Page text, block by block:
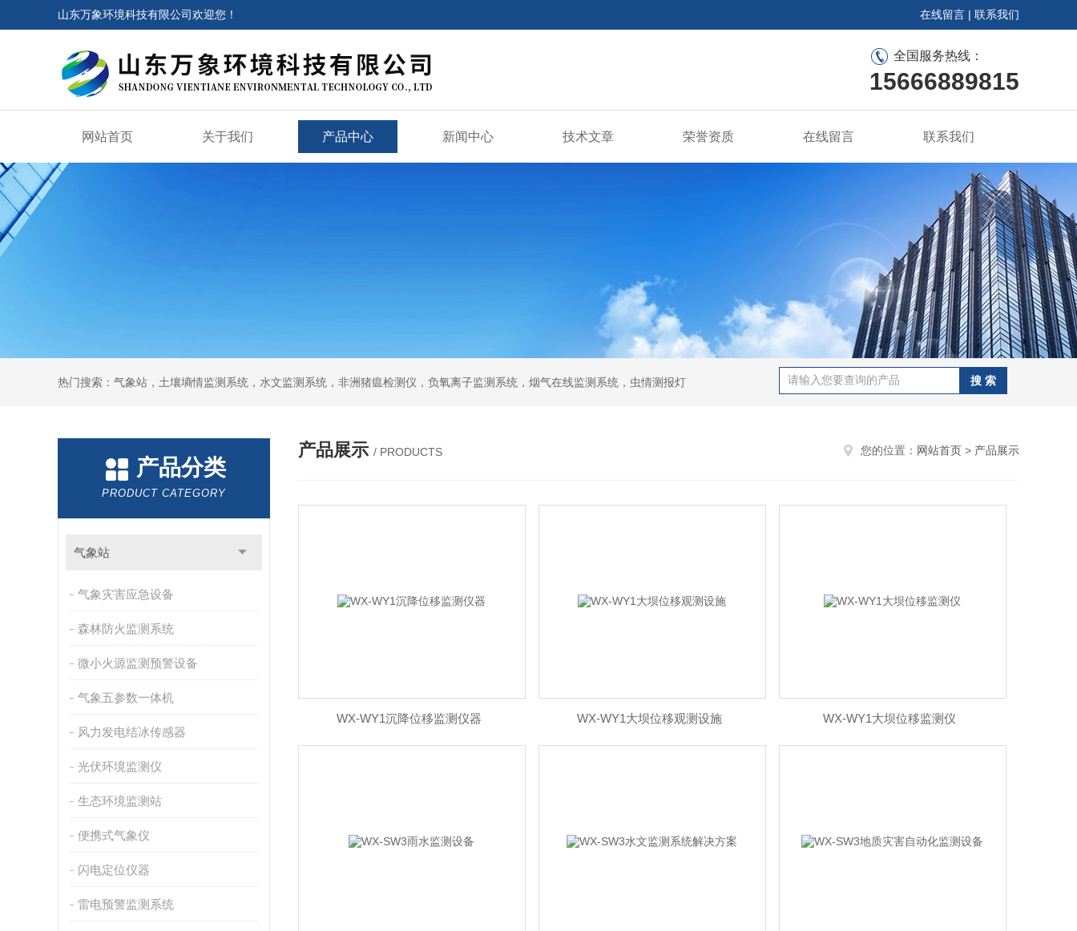
山东万象环境科技有限公司欢迎您！ 在线留言 | 联系我们
全国服务热线：
15666889815
网站首页 关于我们 产品中心 新闻中心 技术文章 荣誉资质 在线留言 联系我们
热门搜索：气象站，土壤墒情监测系统，水文监测系统，非洲猪瘟检测仪，负氧离子监测系统，烟气在线监测系统，虫情测报灯
产品分类
PRODUCT CATEGORY
气象站
气象灾害应急设备
森林防火监测系统
微小火源监测预警设备
气象五参数一体机
风力发电结冰传感器
光伏环境监测仪
生态环境监测站
便携式气象仪
闪电定位仪器
雷电预警监测系统
产品展示 / PRODUCTS 您的位置： 网站首页 > 产品展示
WX-WY1沉降位移监测仪器 WX-WY1大坝位移观测设施 WX-WY1大坝位移监测仪